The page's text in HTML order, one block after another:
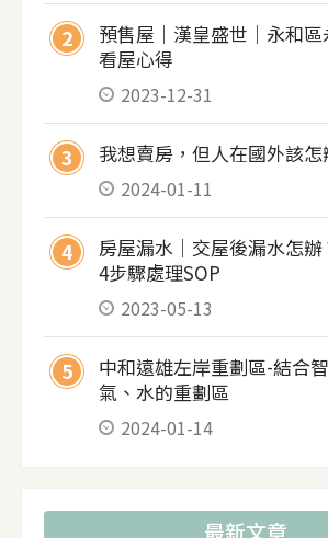
是授權事項的填寫，小陳曾經聽過
授權書的授權事項沒有寫『代領清
讓案件卡關，所以在填寫海外授權
請專業人士先幫你看過，避免讓房
題 授權書格式一 ：適用於授權人
辦時使用 授權書格式二 ：適用於
親至駐外館處申辦時使用 三：驗
偽 現在詐騙猖獗，小陳
2
預售屋｜漢皇盛世｜永和區
看屋心得
2023-12-31
3 我想賣房，但人在國外該怎
2024-01-11
4
房屋漏水｜交屋後漏水怎
4步驟處理SOP
2023-05-13
5
中和遠雄左岸重劃區-結合
氣、水的重劃區
2024-01-14
最新文章